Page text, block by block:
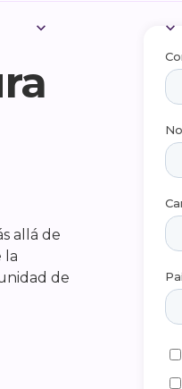
allá de
la
de